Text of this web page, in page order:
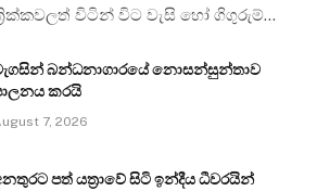
විටින් විට වැසි හෝ ගිගුරුම්…
බන්ධනාගාරයේ නොසන්සුන්තාව
කරයි
7, 2026
පත් යත්‍රාවේ සිටි ඉන්දීය ධීවරයින්